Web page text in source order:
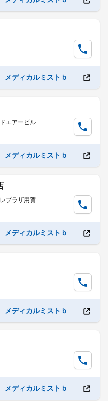
ディカルミストｂ
エアービル
ディカルミストｂ
プラザ用賀
ディカルミストｂ
ディカルミストｂ
ディカルミストｂ